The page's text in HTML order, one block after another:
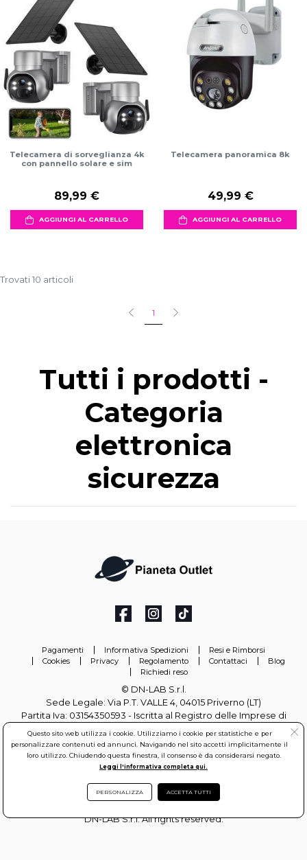
Telecamera di sorveglianza 4k
con pannello solare e sim
89,99 €
AGGIUNGI AL CARRELLO
Telecamera panoramica 8k
49,99 €
AGGIUNGI AL CARRELLO
Trovati 10 articoli
1
Tutti i prodotti -
Categoria
elettronica
sicurezza
Pagamenti Informativa Spedizioni
Resi e Rimborsi
Cookies
Privacy Regolamento Contattaci
Blog
Richiedi reso
© DN-LAB S.r.l.
Sede Legale: Via P.T. VALLE 4, 04015 Priverno (LT)
Partita Iva: 03154350593 - Iscritta al Registro delle Imprese di
Latina REA: LT-306097
info@pianetaoutlet.it
DN-LAB S.r.l. All rights reserved.
Questo sito web utilizza i cookie. Utilizziamo i cookie per statistiche e per
personalizzare contenuti ed annunci. Navigando nel sito accetti implicitamente il
loro utilizzo. Chiudendo questa finestra, il consenso è da considerarsi negato.
Leggi l'informativa completa qui.
PERSONALIZZA ACCETTA TUTTI